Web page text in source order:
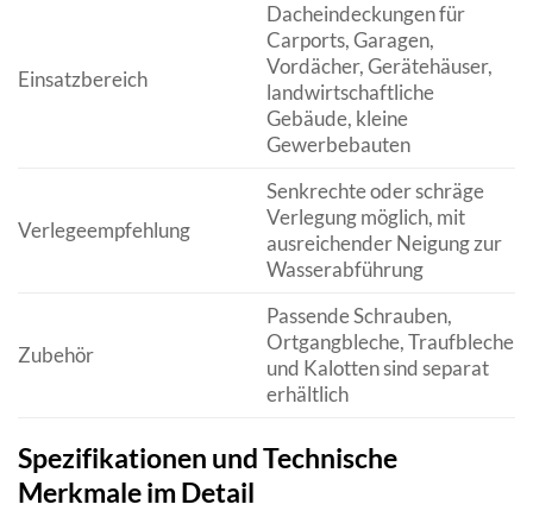
Einsatzbereich
Dacheindeckungen für
Carports, Garagen,
Vordächer, Gerätehäuser,
landwirtschaftliche
Gebäude, kleine
Gewerbebauten
Verlegeempfehlung
Senkrechte oder schräge
Verlegung möglich, mit
ausreichender Neigung zur
Wasserabführung
Zubehör
Passende Schrauben,
Ortgangbleche, Traufbleche
und Kalotten sind separat
erhältlich
Spezifikationen und Technische
Merkmale im Detail